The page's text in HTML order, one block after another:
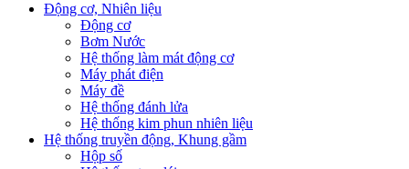
Động cơ, Nhiên liệu
Động cơ
Bơm Nước
Hệ thống làm mát động cơ
Máy phát điện
Máy đề
Hệ thống đánh lửa
Hệ thống kim phun nhiên liệu
Hệ thống truyền động, Khung gầm
Hộp số